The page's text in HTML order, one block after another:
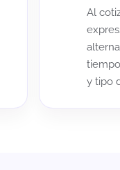
Al
y tipo